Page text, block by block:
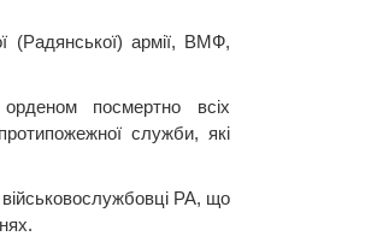
(Радянської) армії, ВМФ,
посмертно всіх
протипожежної служби, які
військовослужбовці РА, що